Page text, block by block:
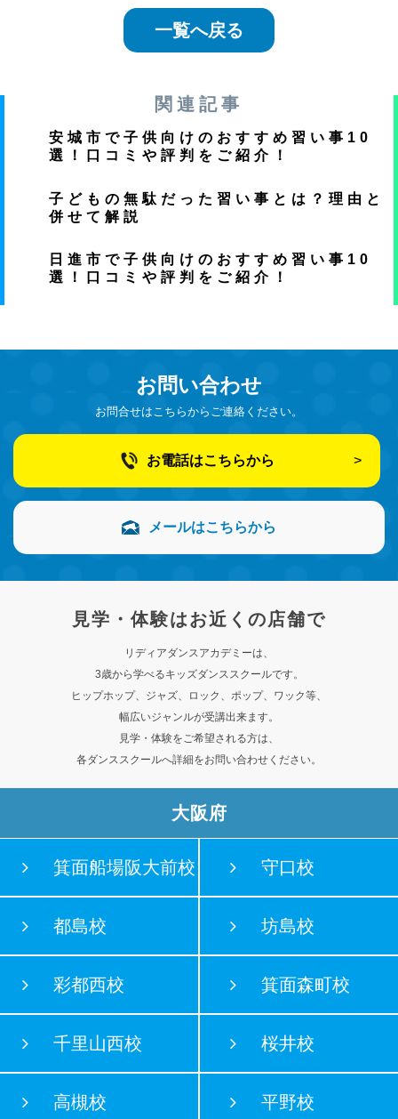
一覧へ戻る
関連記事
安城市で子供向けのおすすめ習い事10
選！口コミや評判をご紹介！
子どもの無駄だった習い事とは？理由と
併せて解説
日進市で子供向けのおすすめ習い事10
選！口コミや評判をご紹介！
お問い合わせ
お問合せはこちらからご連絡ください。
お電話はこちらから
メールはこちらから
見学・体験はお近くの店舗で
リディアダンスアカデミーは、
3歳から学べるキッズダンススクールです。
ヒップホップ、ジャズ、ロック、ポップ、ワック等、
幅広いジャンルが受講出来ます。
見学・体験をご希望される方は、
各ダンススクールへ詳細をお問い合わせください。
大阪府
箕面船場阪大前校 守口校
都島校 坊島校
彩都西校 箕面森町校
千里山西校 桜井校
高槻校 平野校